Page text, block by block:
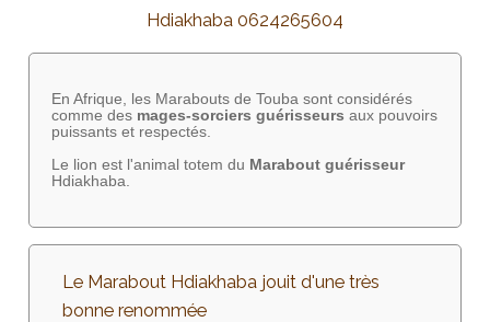
Hdiakhaba 0624265604
En Afrique, les Marabouts de Touba sont considérés
comme des mages-sorciers guérisseurs aux pouvoirs
puissants et respectés.
Le lion est l'animal totem du Marabout guérisseur
Hdiakhaba.
Le Marabout Hdiakhaba jouit d'une très
bonne renommée